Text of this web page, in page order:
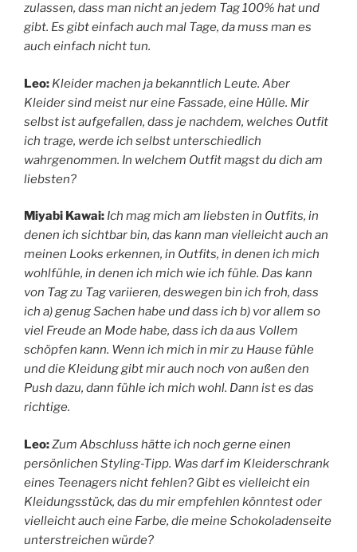
zulassen, dass man nicht an jedem Tag 100% hat und
gibt. Es gibt einfach auch mal Tage, da muss man es
auch einfach nicht tun.
Leo: Kleider machen ja bekanntlich Leute. Aber
Kleider sind meist nur eine Fassade, eine Hülle. Mir
selbst ist aufgefallen, dass je nachdem, welches Outfit
ich trage, werde ich selbst unterschiedlich
wahrgenommen. In welchem Outfit magst du dich am
liebsten?
Miyabi Kawai: Ich mag mich am liebsten in Outfits, in
denen ich sichtbar bin, das kann man vielleicht auch an
meinen Looks erkennen, in Outfits, in denen ich mich
wohlfühle, in denen ich mich wie ich fühle. Das kann
von Tag zu Tag variieren, deswegen bin ich froh, dass
ich a) genug Sachen habe und dass ich b) vor allem so
viel Freude an Mode habe, dass ich da aus Vollem
schöpfen kann. Wenn ich mich in mir zu Hause fühle
und die Kleidung gibt mir auch noch von außen den
Push dazu, dann fühle ich mich wohl. Dann ist es das
richtige.
Leo:Zum Abschluss hätte ich noch gerne einen
persönlichen Styling-Tipp. Was darf im Kleiderschrank
eines Teenagers nicht fehlen? Gibt es vielleicht ein
Kleidungsstück, das du mir empfehlen könntest oder
vielleicht auch eine Farbe, die meine Schokoladenseite
unterstreichen würde?